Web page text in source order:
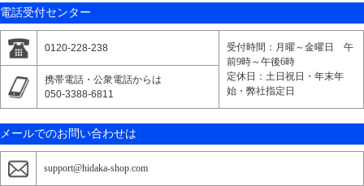
電話受付センター
0120-228-238
受付時間：月曜～金曜日 午
前9時～午後6時
定休日：土日祝日・年末年
始・弊社指定日
携帯電話・公衆電話からは
050-3388-6811
メールでのお問い合わせは
support@hidaka-shop.com